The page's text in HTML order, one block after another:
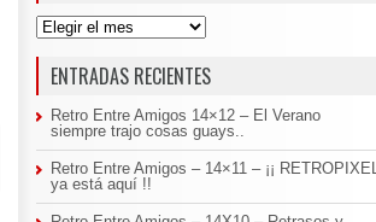
Archivo
ENTRADAS RECIENTES
Retro Entre Amigos 14×12 – El Verano
siempre trajo cosas guays..
Retro Entre Amigos – 14×11 – ¡¡ RETROPIXEL
ya está aquí !!